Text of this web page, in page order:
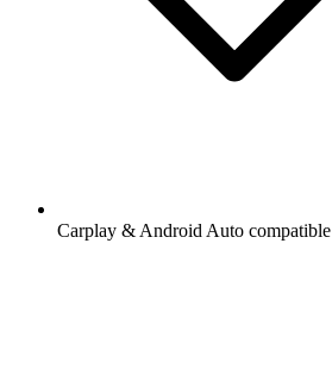
Carplay & Android Auto compatible